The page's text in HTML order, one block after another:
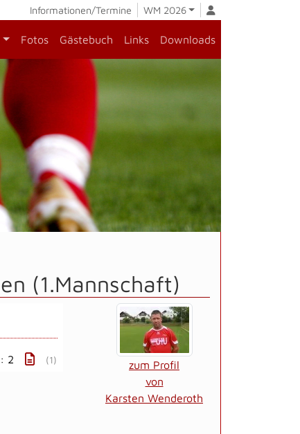
Informationen/Termine WM 2026
Fotos Gästebuch Links Downloads
(1.Mannschaft)
zum Profil
von
Karsten Wenderoth
2 (1)